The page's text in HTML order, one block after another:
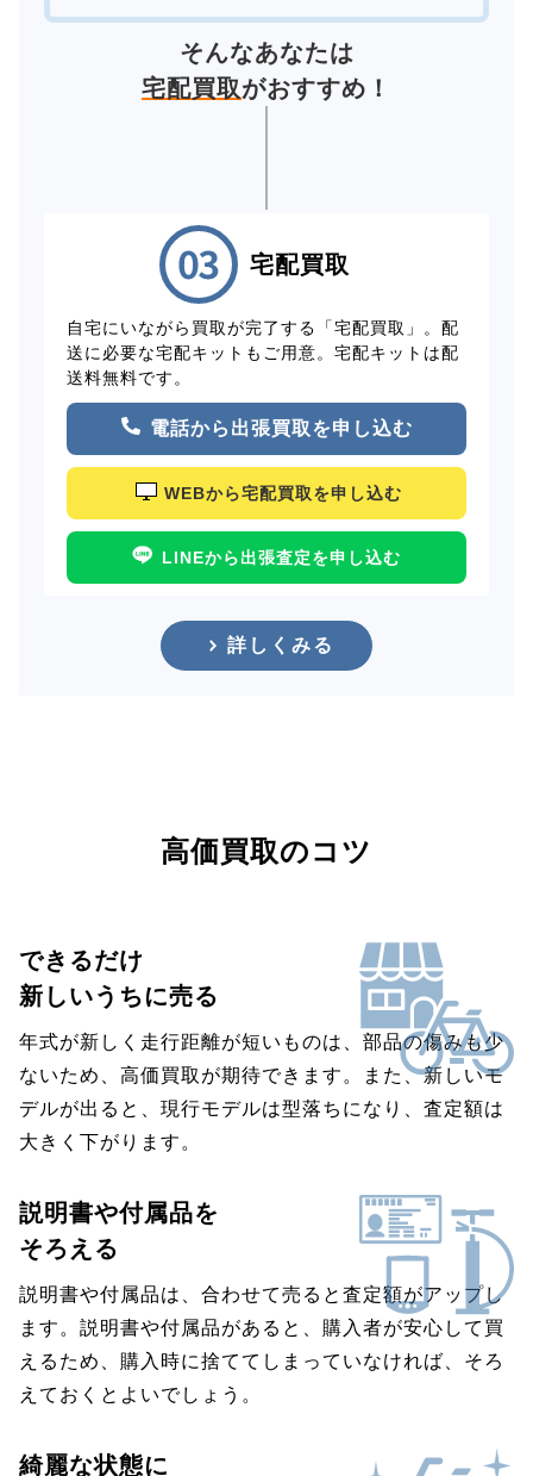
そんなあなたは
宅配買取がおすすめ！
宅配買取
自宅にいながら買取が完了する「宅配買取」。配
送に必要な宅配キットもご用意。宅配キットは配
送料無料です。
電話から出張買取を申し込む
WEBから宅配買取を申し込む
LINEから出張査定を申し込む
詳しくみる
高価買取のコツ
できるだけ
新しいうちに売る
年式が新しく走行距離が短いものは、部品の傷みも少
ないため、高価買取が期待できます。また、新しいモ
デルが出ると、現行モデルは型落ちになり、査定額は
大きく下がります。
説明書や付属品を
そろえる
説明書や付属品は、合わせて売ると査定額がアップし
ます。説明書や付属品があると、購入者が安心して買
えるため、購入時に捨ててしまっていなければ、そろ
えておくとよいでしょう。
綺麗な状態に